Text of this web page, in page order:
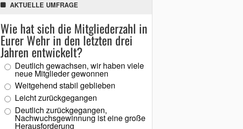
AKTUELLE UMFRAGE
Wie hat sich die Mitgliederzahl in
Eurer Wehr in den letzten drei
Jahren entwickelt?
Deutlich gewachsen, wir haben viele
neue Mitglieder gewonnen
Weitgehend stabil geblieben
Leicht zurückgegangen
Deutlich zurückgegangen,
Nachwuchsgewinnung ist eine große
Herausforderung